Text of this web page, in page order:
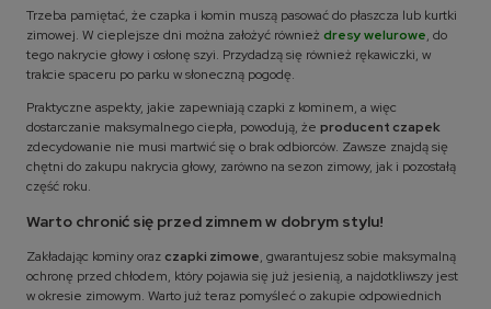
Trzeba pamiętać, że czapka i komin muszą pasować do płaszcza lub kurtki
zimowej. W cieplejsze dni można założyć również dresy welurowe, do
tego nakrycie głowy i osłonę szyi. Przydadzą się również rękawiczki, w
trakcie spaceru po parku w słoneczną pogodę.
Praktyczne aspekty, jakie zapewniają czapki z kominem, a więc
dostarczanie maksymalnego ciepła, powodują, że producent czapek
zdecydowanie nie musi martwić się o brak odbiorców. Zawsze znajdą się
chętni do zakupu nakrycia głowy, zarówno na sezon zimowy, jak i pozostałą
część roku.
Warto chronić się przed zimnem w dobrym stylu!
Zakładając kominy oraz czapki zimowe, gwarantujesz sobie maksymalną
ochronę przed chłodem, który pojawia się już jesienią, a najdotkliwszy jest
w okresie zimowym. Warto już teraz pomyśleć o zakupie odpowiednich